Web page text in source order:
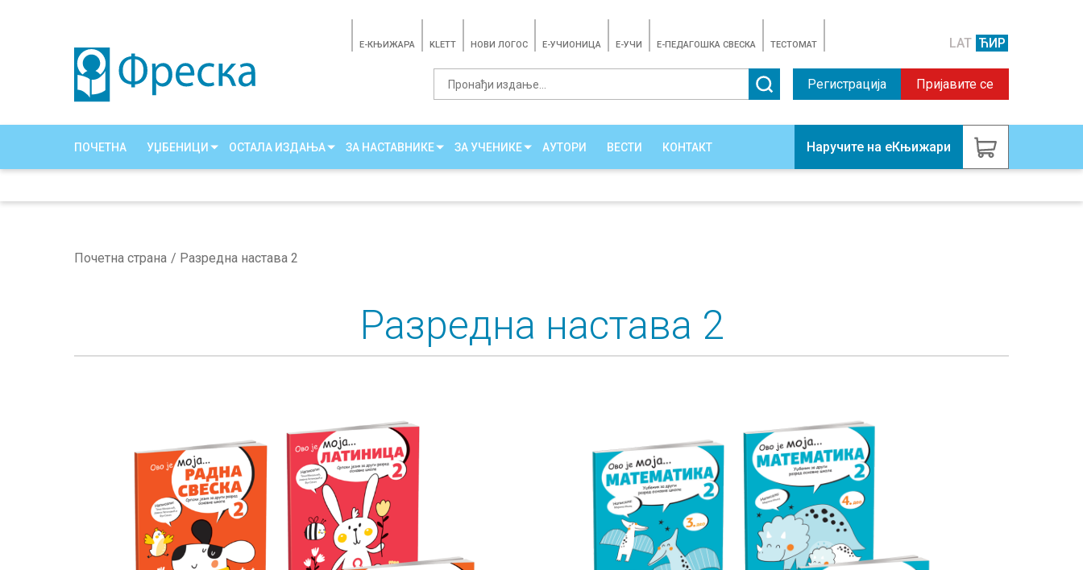
E-КЊИЖАРА KLETT НОВИ ЛОГОС E-УЧИОНИЦА E-УЧИ Е-ПЕДАГОШКА СВЕСКА TЕСТОМАТ LAT ЋИР
Регистрација Пријавите се
ПОЧЕТНА УЏБЕНИЦИ ОСТАЛА ИЗДАЊА ЗА НАСТАВНИКЕ ЗА УЧЕНИКЕ АУТОРИ ВЕСТИ КОНТАКТ Наручите на еКњижари
Почетна страна Разредна настава 2
Разредна настава 2